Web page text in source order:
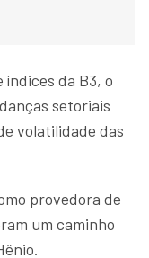
da B3, o
setoriais
volatilidade das
provedora de
um caminho